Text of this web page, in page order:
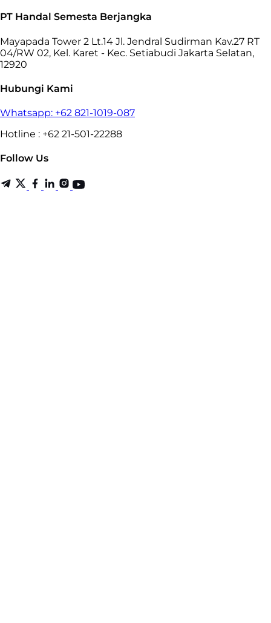
PT Handal Semesta Berjangka
Mayapada Tower 2 Lt.14 Jl. Jendral Sudirman Kav.27 RT
04/RW 02, Kel. Karet - Kec. Setiabudi Jakarta Selatan,
12920
Hubungi Kami
Whatsapp: +62 821-1019-087
Hotline : +62 21-501-22288
Follow Us